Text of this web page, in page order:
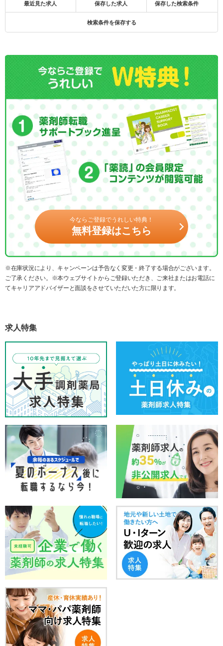
最近見た求人 保存した求人 保存した検索条件
検索条件を保存する
今ならご登録でうれしい特典！
無料登録はこちら
※在庫状況により、キャンペーンは予告なく変更・終了する場合がございます。
ご了承ください。※本ウェブサイトからご登録いただき、ご来社またはお電話に
てキャリアアドバイザーと面談をさせていただいた方に限ります。
求人特集